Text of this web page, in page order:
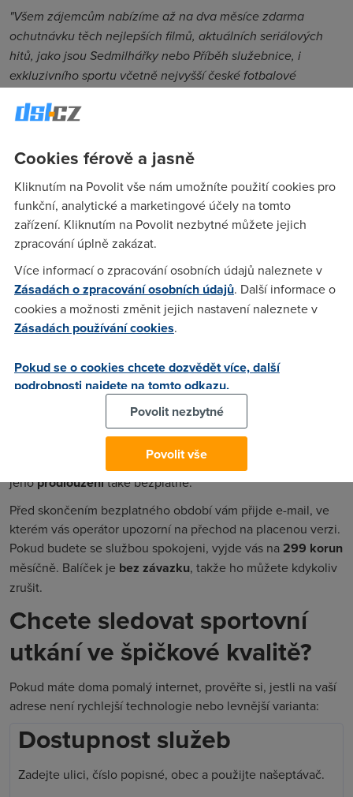
"Všem zájemcům nabízíme až na dva měsíce zdarma
ochutnávku těch nejlepších filmů, aktuálních seriálových
hitů, jako jsou Sedmilhářky nebo Příběh služebnice, i
exkluzivního sportu včetně nejvyšší české fotbalové
galavečerů MMA nebo hokejové extraligy,"
Nový O2 TV pack aktivujete
online
Nový tarifO2 TV HBO a Sport Packzahrnuje stanice HBO,
HBO 2, HBO 3 i exkluzivní programy O2 TV Sport, O2 TV
Fotbal, O2 TV Tenis a ČT sport. A pořídit si ho může kdokoliv
přímo na webu O2.
K aktivaci je nutné zadat a ověřit platební kartu. Operátor
z ní strhne1 Kč, kterou vám následně vrátí. Po registraci
v televizi, na počítači nebo v aplikaci na mobilu a tabletu.
Vyzkoušejte balíček zdarma
Službu si můžete zdarma aktivovat do 22. září
automaticky obnovuje na 30 dní a do uvedeného data je
jehoprodlouženítaké bezplatné.
Před skončením bezplatného období vám přijde e-mail, ve
kterém vás operátor upozorní na přechod na placenou verzi.
Pokud budete se službou spokojeni, vyjde vás na299 korun
měsíčně. Balíček je bez závazku, takže ho můžete kdykoliv
zrušit.
Chcete sledovat sportovní
utkání ve špičkové kvalitě?
Pokud máte doma pomalý internet, prověřte si, jestli na vaší
adrese není rychlejší technologie nebo levnější varianta:
Dostupnost služeb
Zadejte ulici, číslo popisné, obec a použijte našeptávač.
Cookies férově a jasně
Kliknutím na Povolit vše nám umožníte použití cookies pro
funkční, analytické a marketingové účely na tomto
zařízení. Kliknutím na Povolit nezbytné můžete jejich
zpracování úplně zakázat.
Více informací o zpracování osobních údajů naleznete v
Zásadách o zpracování osobních údajů. Další informace o
cookies a možnosti změnit jejich nastavení naleznete v
Zásadách používání cookies.
Pokud se o cookies chcete dozvědět více, další
podrobnosti najdete na tomto odkazu.
Povolit nezbytné
Povolit vše